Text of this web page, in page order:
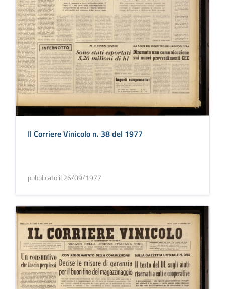
Il Corriere Vinicolo n. 38 del 1977
pubblicato il 26/09/1977